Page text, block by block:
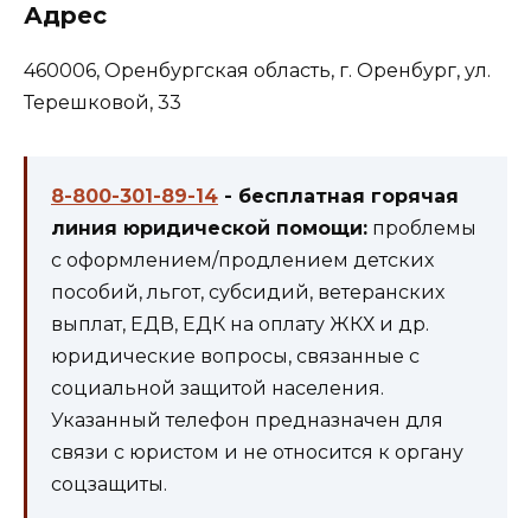
Адрес
460006, Оренбургская область, г. Оренбург, ул.
Терешковой, 33
8-800-301-89-14 - бесплатная горячая
линия юридической помощи: проблемы
с оформлением/продлением детских
пособий, льгот, субсидий, ветеранских
выплат, ЕДВ, ЕДК на оплату ЖКХ и др.
юридические вопросы, связанные с
социальной защитой населения.
Указанный телефон предназначен для
связи с юристом и не относится к органу
соцзащиты.